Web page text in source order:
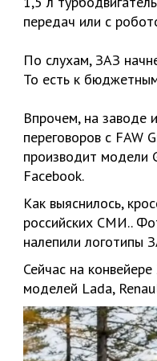
передач или с
По слухам, ЗАЗ
То есть к
Впрочем, на заводе
переговоров с FAW
производит модели
Facebook.
Как выяснилось,
российских СМИ..
налепили логотипы
Сейчас на
моделей Lada,